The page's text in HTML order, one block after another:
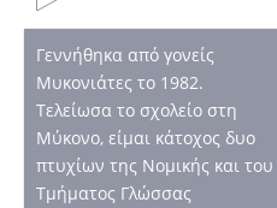
Γεννήθηκα από γονείς
Μυκονιάτες το 1982.
Τελείωσα το σχολείο στη
Μύκονο, είμαι κάτοχος δυο
πτυχίων της Νομικής και του
Τμήματος Γλώσσας